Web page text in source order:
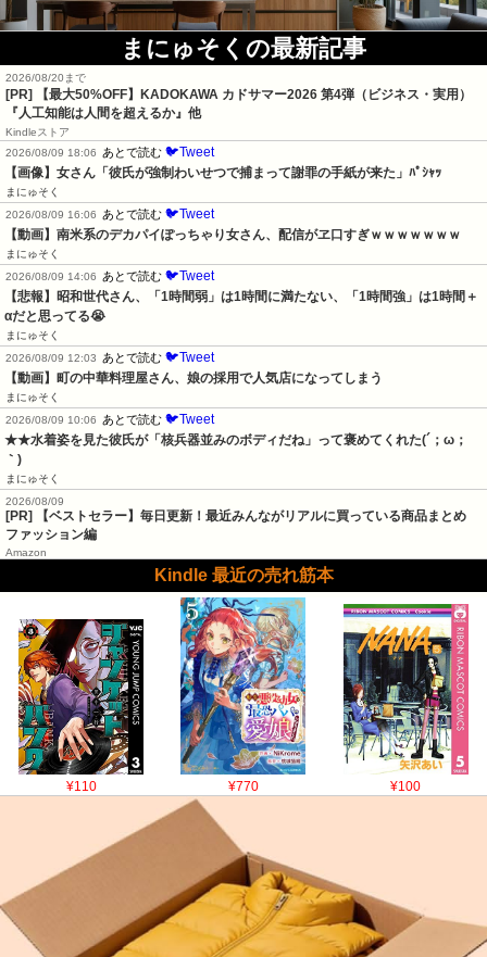
まにゅそくの最新記事
2026/08/20まで
[PR]
【最大50%OFF】KADOKAWA カドサマー2026 第4弾（ビジネス・実用）
『人工知能は人間を超えるか』他
Kindleストア
2026/08/09 18:06
あとで読む 🐦Tweet
【画像】女さん「彼氏が強制わいせつで捕まって謝罪の手紙が来た」ﾊﾟｼｬｯ
まにゅそく
2026/08/09 16:06
あとで読む 🐦Tweet
【動画】南米系のデカパイぽっちゃり女さん、配信がヱ口すぎｗｗｗｗｗｗｗ
まにゅそく
2026/08/09 14:06
あとで読む 🐦Tweet
【悲報】昭和世代さん、「1時間弱」は1時間に満たない、「1時間強」は1時間＋
αだと思ってる😭
まにゅそく
2026/08/09 12:03
あとで読む 🐦Tweet
【動画】町の中華料理屋さん、娘の採用で人気店になってしまう
まにゅそく
2026/08/09 10:06
あとで読む 🐦Tweet
★★水着姿を見た彼氏が「核兵器並みのボディだね」って褒めてくれた(´；ω；
｀)
まにゅそく
2026/08/09
[PR] 【ベストセラー】毎日更新！最近みんながリアルに買っている商品まとめ
ファッション編
Amazon
Kindle 最近の売れ筋本
¥110 ¥770 ¥100